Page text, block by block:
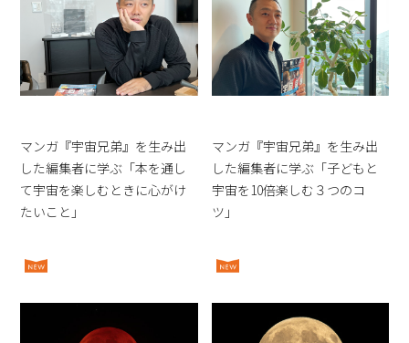
マンガ『宇宙兄弟』を生み出
した編集者に学ぶ「本を通し
て宇宙を楽しむときに心がけ
たいこと」
マンガ『宇宙兄弟』を生み出
した編集者に学ぶ「子どもと
宇宙を10倍楽しむ３つのコ
ツ」